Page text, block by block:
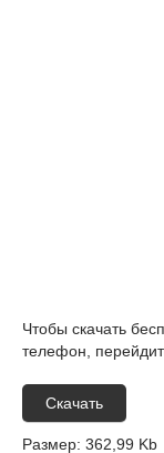
Чтобы скачать
телефон,
Скачать
Размер: 362,99 Kb